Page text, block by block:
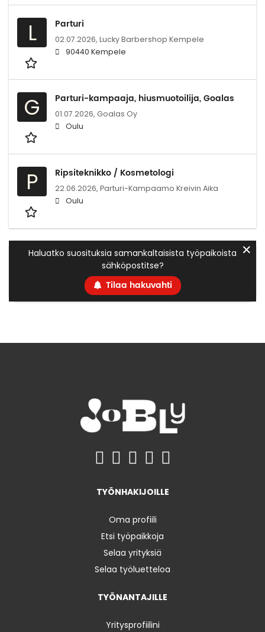
L Parturi
02.07.2026, Lucky Barbershop Kempele
90440 Kempele
G Parturi-kampaaja, hiusmuotoilija, Goalas
01.07.2026, Goalas Oy
Oulu
P Ripsiteknikko / Kosmetologi
22.06.2026, Parturi-Kampaamo Kreivin Aika
Oulu
Haluatko suosituksia samankaltaisista työpaikoista
sähköpostitse?
Tilaa hakuvahti
✕
TYÖNHAKIJOILLE
Oma profiili
Etsi työpaikkoja
Selaa yrityksiä
Selaa työluetteloa
TYÖNANTAJILLE
Yritysprofiilini